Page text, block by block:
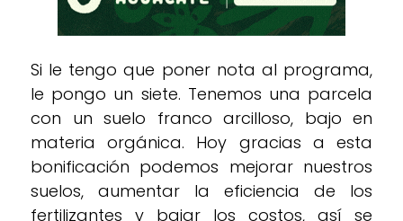
Si le tengo que poner nota al programa,
le pongo un siete. Tenemos una parcela
con un suelo franco arcilloso, bajo en
materia orgánica. Hoy gracias a esta
bonificación podemos mejorar nuestros
suelos, aumentar la eficiencia de los
fertilizantes y bajar los costos, así se